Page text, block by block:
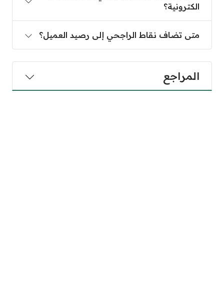
الكترونية؟
متى تضاف نقاط الراجحي إلى رصيد العميل؟
المراجع